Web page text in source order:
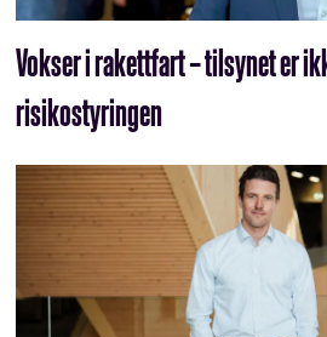
Vokser i rakettfart – tilsynet er
risikostyringen